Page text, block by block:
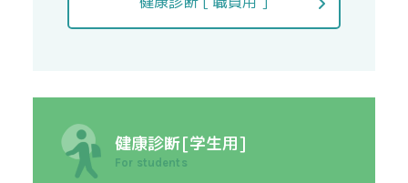
健康診断[学生用]
For students